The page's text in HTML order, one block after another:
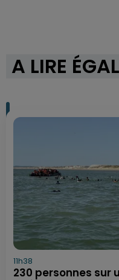
A LIRE
11h38
230 personnes sur